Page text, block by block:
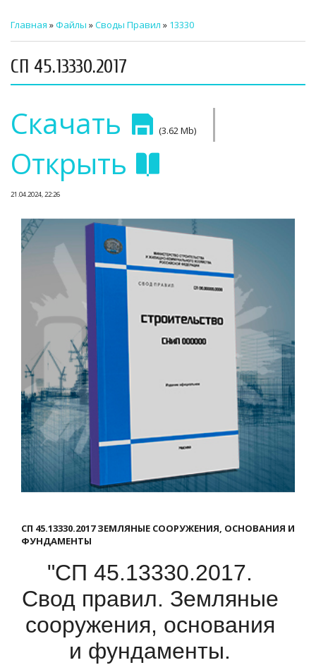
СТРОИТЕЛЬНЫЙ КОНТРОЛЬ
СТРОИТЕЛЬНЫЙ АУДИТ
НОРМАТИВНЫЕ ДОКУМЕНТЫ
РЕЕСТРЫ
Главная »Файлы »Своды Правил » 13330
СП 45.13330.2017
Скачать (3.62 Mb) |
Открыть
21.04.2024, 22:26
СП 45.13330.2017 ЗЕМЛЯНЫЕ СООРУЖЕНИЯ, ОСНОВАНИЯ И
ФУНДАМЕНТЫ
"СП 45.13330.2017.
Свод правил. Земляные
сооружения, основания
и фундаменты.